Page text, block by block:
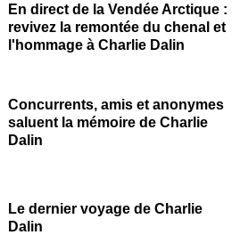
En direct de la Vendée Arctique :
revivez la remontée du chenal et
l'hommage à Charlie Dalin
Concurrents, amis et anonymes
saluent la mémoire de Charlie
Dalin
Le dernier voyage de Charlie
Dalin